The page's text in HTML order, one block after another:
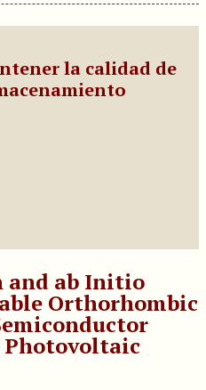
la calidad de
and ab Initio
Orthorhombic